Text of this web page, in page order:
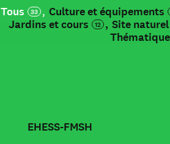
Tous 33 Culture et équipements
Jardins et cours 12 Site
EHESS-FMSH